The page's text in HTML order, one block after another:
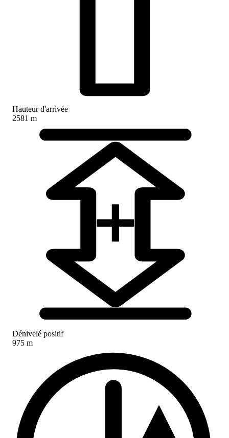
Hauteur d'arrivée
2581 m
Dénivelé positif
975 m